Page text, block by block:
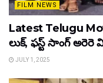
FILM NEWS
Latest Telugu
లుక్, ఫస్ట్ సాంగ్ అరెరె
JULY 1, 2025